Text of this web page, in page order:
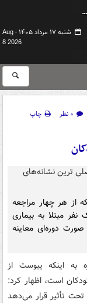
شنبه ۱۷ مرداد ۱۴۰۵ -
Aug
8 2026
۰ نظر
چاپ
از هر چهار مراجعه
مبتلا به بیماری
دوره‌ای معاینه
به اینکه یبوست از
است، اظهار کرد:
تحت تأثیر قرار می‌دهد